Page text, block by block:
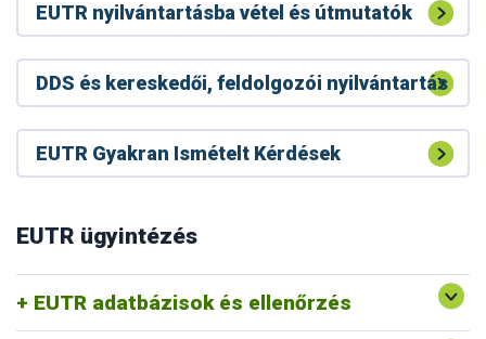
EUTR nyilvántartásba vétel és útmutatók
DDS és kereskedői, feldolgozói nyilvántartás
EUTR Gyakran Ismételt Kérdések
EUTR ügyintézés
EUTR adatbázisok és ellenőrzés
célú felhasználása
Módosult a RED II készletek bejelentési felülete
RED II GYIK
Gyakran Ismételt kérdések RED II